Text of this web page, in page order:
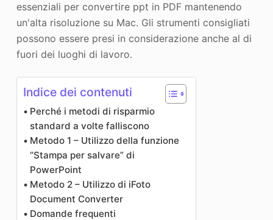
essenziali per convertire ppt in PDF mantenendo
un'alta risoluzione su Mac. Gli strumenti consigliati
possono essere presi in considerazione anche al di
fuori dei luoghi di lavoro.
Indice dei contenuti
Perché i metodi di risparmio
standard a volte falliscono
Metodo 1 – Utilizzo della funzione
“Stampa per salvare” di
PowerPoint
Metodo 2 – Utilizzo di iFoto
Document Converter
Domande frequenti